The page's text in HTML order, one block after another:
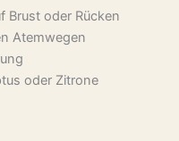
Brust oder Rücken
Atemwegen
oder Zitrone